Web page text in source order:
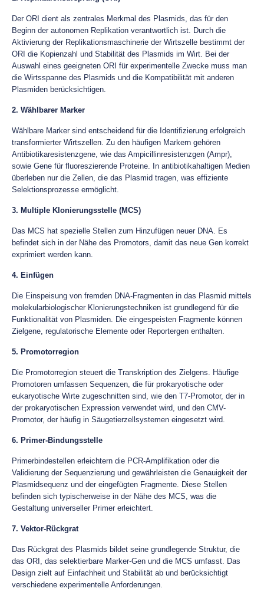
Der ORI dient als zentrales Merkmal des Plasmids, das für den
Beginn der autonomen Replikation verantwortlich ist. Durch die
Aktivierung der Replikationsmaschinerie der Wirtszelle bestimmt der
ORI die Kopienzahl und Stabilität des Plasmids im Wirt. Bei der
Auswahl eines geeigneten ORI für experimentelle Zwecke muss man
die Wirtsspanne des Plasmids und die Kompatibilität mit anderen
Plasmiden berücksichtigen.
2. Wählbarer Marker
Wählbare Marker sind entscheidend für die Identifizierung erfolgreich
transformierter Wirtszellen. Zu den häufigen Markern gehören
Antibiotikaresistenzgene, wie das Ampicillinresistenzgen (Ampr),
sowie Gene für fluoreszierende Proteine. In antibiotikahaltigen Medien
überleben nur die Zellen, die das Plasmid tragen, was effiziente
Selektionsprozesse ermöglicht.
3. Multiple Klonierungsstelle (MCS)
Das MCS hat spezielle Stellen zum Hinzufügen neuer DNA. Es
befindet sich in der Nähe des Promotors, damit das neue Gen korrekt
exprimiert werden kann.
4. Einfügen
Die Einspeisung von fremden DNA-Fragmenten in das Plasmid mittels
molekularbiologischer Klonierungstechniken ist grundlegend für die
Funktionalität von Plasmiden. Die eingespeisten Fragmente können
Zielgene, regulatorische Elemente oder Reportergen enthalten.
5. Promotorregion
Die Promotorregion steuert die Transkription des Zielgens. Häufige
Promotoren umfassen Sequenzen, die für prokaryotische oder
eukaryotische Wirte zugeschnitten sind, wie den T7-Promotor, der in
der prokaryotischen Expression verwendet wird, und den CMV-
Promotor, der häufig in Säugetierzellsystemen eingesetzt wird.
6. Primer-Bindungsstelle
Primerbindestellen erleichtern die PCR-Amplifikation oder die
Validierung der Sequenzierung und gewährleisten die Genauigkeit der
Plasmidsequenz und der eingefügten Fragmente. Diese Stellen
befinden sich typischerweise in der Nähe des MCS, was die
Gestaltung universeller Primer erleichtert.
7. Vektor-Rückgrat
Das Rückgrat des Plasmids bildet seine grundlegende Struktur, die
das ORI, das selektierbare Marker-Gen und die MCS umfasst. Das
Design zielt auf Einfachheit und Stabilität ab und berücksichtigt
verschiedene experimentelle Anforderungen.